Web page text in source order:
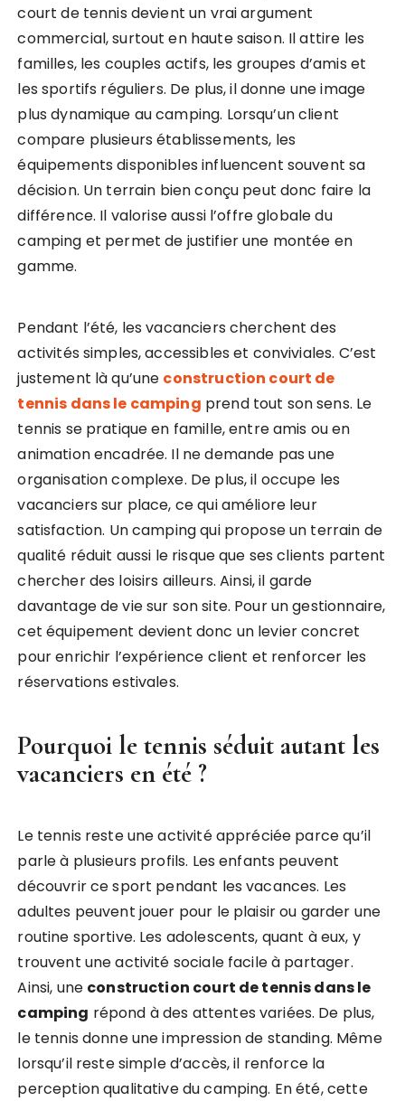
court de tennis devient un vrai argument
commercial, surtout en haute saison. Il attire les
familles, les couples actifs, les groupes d’amis et
les sportifs réguliers. De plus, il donne une image
plus dynamique au camping. Lorsqu’un client
compare plusieurs établissements, les
équipements disponibles influencent souvent sa
décision. Un terrain bien conçu peut donc faire la
différence. Il valorise aussi l’offre globale du
camping et permet de justifier une montée en
gamme.
Pendant l’été, les vacanciers cherchent des
activités simples, accessibles et conviviales. C’est
justement là qu’une construction court de
tennis dans le camping prend tout son sens. Le
tennis se pratique en famille, entre amis ou en
animation encadrée. Il ne demande pas une
organisation complexe. De plus, il occupe les
vacanciers sur place, ce qui améliore leur
satisfaction. Un camping qui propose un terrain de
qualité réduit aussi le risque que ses clients partent
chercher des loisirs ailleurs. Ainsi, il garde
davantage de vie sur son site. Pour un gestionnaire,
cet équipement devient donc un levier concret
pour enrichir l’expérience client et renforcer les
réservations estivales.
Pourquoi le tennis séduit autant les
vacanciers en été ?
Le tennis reste une activité appréciée parce qu’il
parle à plusieurs profils. Les enfants peuvent
découvrir ce sport pendant les vacances. Les
adultes peuvent jouer pour le plaisir ou garder une
routine sportive. Les adolescents, quant à eux, y
trouvent une activité sociale facile à partager.
Ainsi, une construction court de tennis dans le
camping répond à des attentes variées. De plus,
le tennis donne une impression de standing. Même
lorsqu’il reste simple d’accès, il renforce la
perception qualitative du camping. En été, cette